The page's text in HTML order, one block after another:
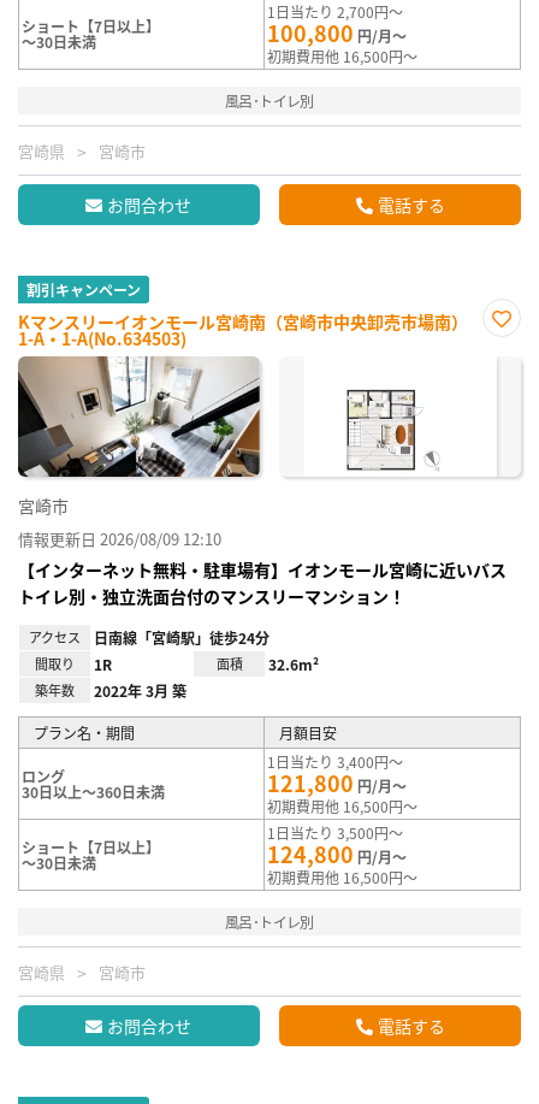
ショート【7日以上】
～30日未満
1日当たり 2,700円～
100,800 円/月～
初期費用他 16,500円～
風呂･トイレ別
宮崎県 宮崎市
お問合わせ 電話する
割引キャンペーン
Kマンスリーイオンモール宮崎南（宮崎市中央卸売市場南）
1-A・1-A(No.634503)
に入
宮崎市
情報更新日 2026/08/09 12:10
【インターネット無料・駐車場有】イオンモール宮崎に近いバス
トイレ別・独立洗面台付のマンスリーマンション！
アクセス 日南線「宮崎駅」徒歩24分
間取り 1R 面積 32.6m²
築年数 2022年 3月 築
プラン名・期間 月額目安
ロング
30日以上～360日未満
1日当たり 3,400円～
121,800 円/月～
初期費用他 16,500円～
ショート【7日以上】
～30日未満
1日当たり 3,500円～
124,800 円/月～
初期費用他 16,500円～
風呂･トイレ別
宮崎県 宮崎市
お問合わせ 電話する